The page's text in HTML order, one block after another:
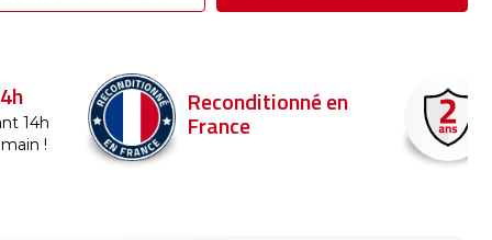
14h
!
Reconditionné en
France